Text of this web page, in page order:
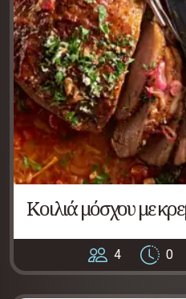
Κοιλιά μόσχου με
4 0